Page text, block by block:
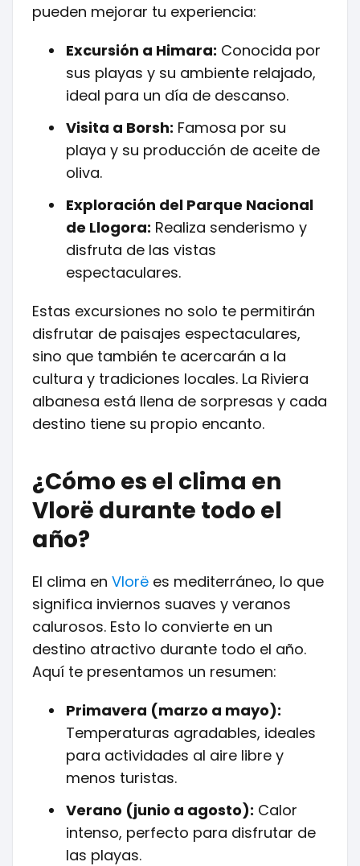
pueden mejorar tu experiencia:
Excursión a Himara: Conocida por
sus playas y su ambiente relajado,
ideal para un día de descanso.
Visita a Borsh: Famosa por su
playa y su producción de aceite de
oliva.
Exploración del Parque Nacional
de Llogora: Realiza senderismo y
disfruta de las vistas
espectaculares.
Estas excursiones no solo te permitirán
disfrutar de paisajes espectaculares,
sino que también te acercarán a la
cultura y tradiciones locales. La Riviera
albanesa está llena de sorpresas y cada
destino tiene su propio encanto.
¿Cómo es el clima en
Vlorë durante todo el
año?
El clima en Vlorë es mediterráneo, lo que
significa inviernos suaves y veranos
calurosos. Esto lo convierte en un
destino atractivo durante todo el año.
Aquí te presentamos un resumen:
Primavera (marzo a mayo):
Temperaturas agradables, ideales
para actividades al aire libre y
menos turistas.
Verano (junio a agosto): Calor
intenso, perfecto para disfrutar de
las playas.